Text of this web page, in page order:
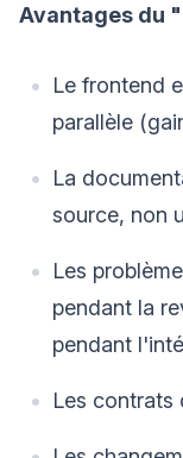
Avantages du
Le frontend
parallèle
La
source, non
Les
pendant la
pendant
Les contrats